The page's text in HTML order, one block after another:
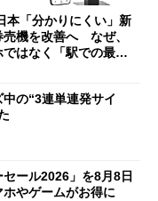
本「分かりにくい」新
売機を改善へ なぜ、
ではなく「駅での最短
中の“3連単連発サイ
ール2026」を8月8日
やゲームがお得に